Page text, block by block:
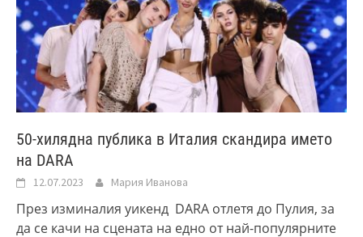
50-хилядна публика в Италия скандира името
на DARA
12.07.2023 Мария Иванова
През изминалия уикенд DARA отлетя до Пулия, за
да се качи на сцената на едно от най-популярните